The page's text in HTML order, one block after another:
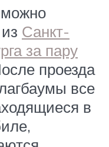
Санкт-
за пару
проезда
все
в